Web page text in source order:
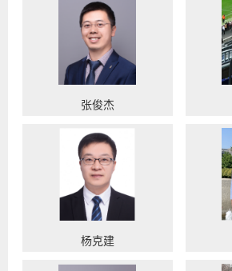
张俊杰
杨克建